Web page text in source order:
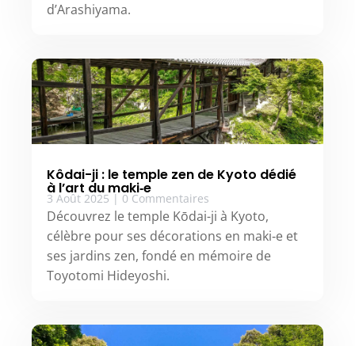
d’Arashiyama.
Kôdai-ji : le temple zen de Kyoto dédié
à l’art du maki‑e
3 Août 2025 | 0 Commentaires
Découvrez le temple Kōdai-ji à Kyoto,
célèbre pour ses décorations en maki‑e et
ses jardins zen, fondé en mémoire de
Toyotomi Hideyoshi.